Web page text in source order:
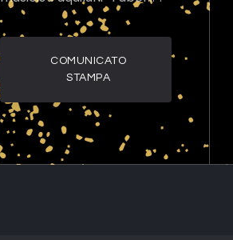
COMUNICATO
STAMPA